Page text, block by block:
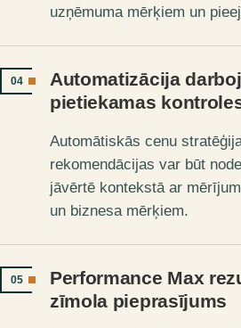
uzņēmuma mērķiem un
04
Automatizācija
pietiekamas
Automātiskās cenu
rekomendācijas var būt
jāvērtē kontekstā ar
un biznesa mērķiem.
05
Performance Max
zīmola pieprasījums